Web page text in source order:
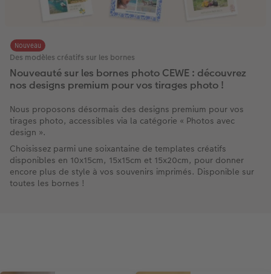
Nouveau
Des modèles créatifs sur les bornes
Nouveauté sur les bornes photo CEWE : découvrez
nos designs premium pour vos tirages photo !
Nous proposons désormais des designs premium pour vos
tirages photo, accessibles via la catégorie « Photos avec
design ».
Choisissez parmi une soixantaine de templates créatifs
disponibles en 10x15cm, 15x15cm et 15x20cm, pour donner
encore plus de style à vos souvenirs imprimés. Disponible sur
toutes les bornes !